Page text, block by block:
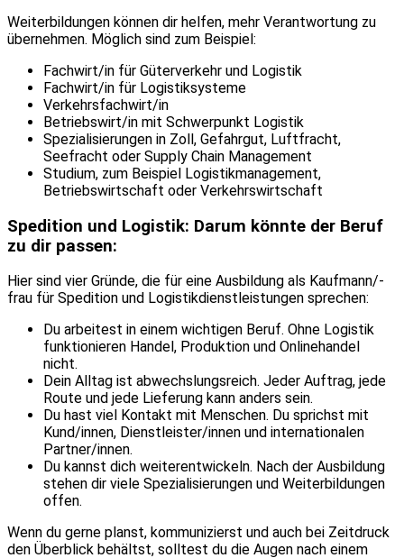
Weiterbildungen können dir helfen, mehr Verantwortung zu
übernehmen. Möglich sind zum Beispiel:
Fachwirt/in für Güterverkehr und Logistik
Fachwirt/in für Logistiksysteme
Verkehrsfachwirt/in
Betriebswirt/in mit Schwerpunkt Logistik
Spezialisierungen in Zoll, Gefahrgut, Luftfracht,
Seefracht oder Supply Chain Management
Studium, zum Beispiel Logistikmanagement,
Betriebswirtschaft oder Verkehrswirtschaft
Spedition und Logistik: Darum könnte der Beruf
zu dir passen:
Hier sind vier Gründe, die für eine Ausbildung als Kaufmann/-
frau für Spedition und Logistikdienstleistungen sprechen:
Du arbeitest in einem wichtigen Beruf. Ohne Logistik
funktionieren Handel, Produktion und Onlinehandel
nicht.
Dein Alltag ist abwechslungsreich. Jeder Auftrag, jede
Route und jede Lieferung kann anders sein.
Du hast viel Kontakt mit Menschen. Du sprichst mit
Kund/innen, Dienstleister/innen und internationalen
Partner/innen.
Du kannst dich weiterentwickeln. Nach der Ausbildung
stehen dir viele Spezialisierungen und Weiterbildungen
offen.
Wenn du gerne planst, kommunizierst und auch bei Zeitdruck
den Überblick behältst, solltest du die Augen nach einem